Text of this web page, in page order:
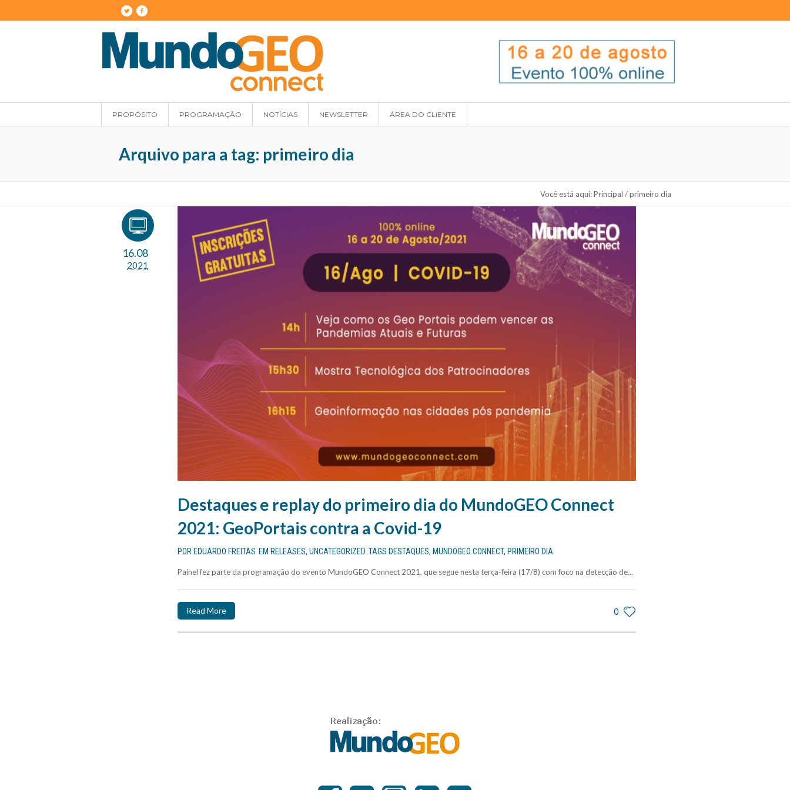
PROPÓSITO PROGRAMAÇÃO NOTÍCIAS NEWSLETTER ÁREA DO CLIENTE
Arquivo para a tag: primeiro dia
Você está aqui:Principal /primeiro dia
16.08
2021
Destaques e replay do primeiro dia do MundoGEO Connect
2021: GeoPortais contra a Covid-19
POR EDUARDO FREITAS EM RELEASES, UNCATEGORIZED TAGS DESTAQUES, MUNDOGEO CONNECT, PRIMEIRO DIA
Painel fez parte da programação do evento MundoGEO Connect 2021, que segue nesta terça-feira (17/8) com foco na detecção de...
0
Read More